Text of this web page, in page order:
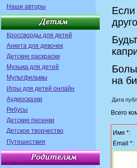
Наши авторы
Кроссворды для детей
Анкета для девочек
Детские раскраски
Музыка для детей
Мультфильмы
Игры для детей онлайн
Аудиосказки
Ребусы
Детские песенки
Детское творчество
Путешествия
на
Дата
Всего
Имя *:
Email *: